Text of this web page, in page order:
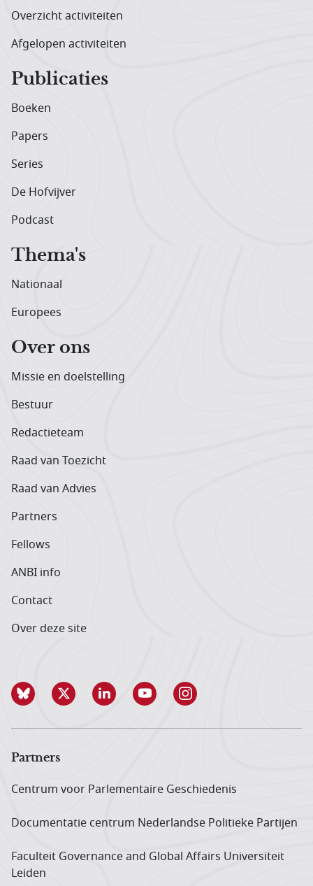
Overzicht activiteiten
Afgelopen activiteiten
Publicaties
Boeken
Papers
Series
De Hofvijver
Podcast
Thema's
Nationaal
Europees
Over ons
Missie en doelstelling
Bestuur
Redactieteam
Raad van Toezicht
Raad van Advies
Partners
Fellows
ANBI info
Contact
Over deze site
Partners
Centrum voor Parlementaire Geschiedenis
Documentatie centrum Neder­landse Politieke Partijen
Faculteit Governance and Global Affairs Universiteit
Leiden